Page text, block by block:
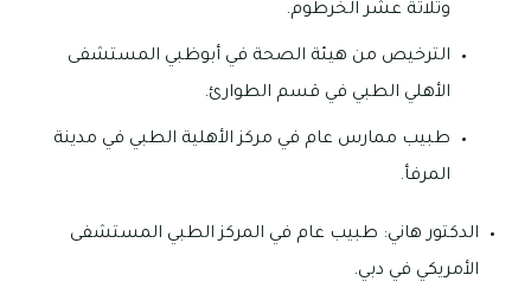
وثلاثة عشر الخرطوم.
الترخيص من هيئة الصحة في أبوظبي المستشفى
الأهلي الطبي في قسم الطوارئ.
طبيب ممارس عام في مركز الأهلية الطبي في مدينة
المرفأ.
الدكتور هاني: طبيب عام في المركز الطبي المستشفى
الأمريكي في دبي.